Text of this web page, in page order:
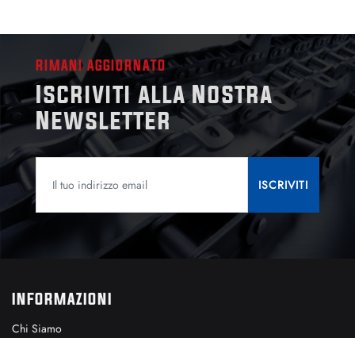
RIMANI AGGIORNATO
Iscriviti alla Nostra
Newsletter
INFORMAZIONI
Chi Siamo